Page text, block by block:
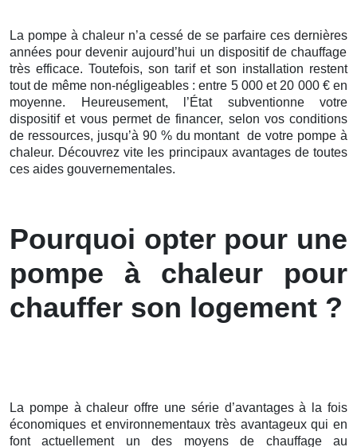
La pompe à chaleur n’a cessé de se parfaire ces dernières
années pour devenir aujourd’hui un dispositif de chauffage
très efficace. Toutefois, son tarif et son installation restent
tout de même non-négligeables : entre 5 000 et 20 000 € en
moyenne. Heureusement, l’État subventionne votre
dispositif et vous permet de financer, selon vos conditions
de ressources, jusqu’à 90 % du montant de votre pompe à
chaleur. Découvrez vite les principaux avantages de toutes
ces aides gouvernementales.
Pourquoi opter pour une
pompe à chaleur pour
chauffer son logement ?
La pompe à chaleur offre une série d’avantages à la fois
économiques et environnementaux très avantageux qui en
font actuellement un des moyens de chauffage au